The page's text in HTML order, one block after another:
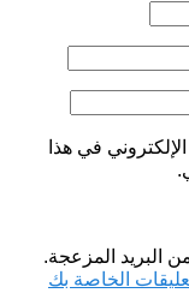
في هذا
البريد المزعجة.
الخاصة بك